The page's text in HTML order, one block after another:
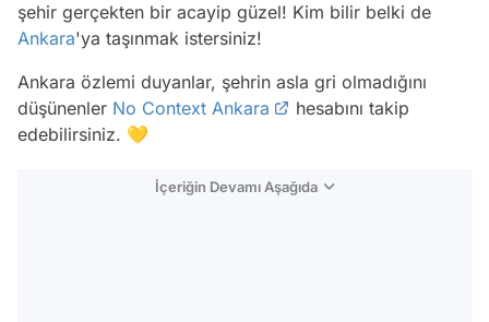
şehir gerçekten bir acayip güzel! Kim bilir belki de
Ankara'ya taşınmak istersiniz!
Ankara özlemi duyanlar, şehrin asla gri olmadığını
düşünenler No Context Ankara
hesabını takip
edebilirsiniz. 💛
İçeriğin Devamı Aşağıda